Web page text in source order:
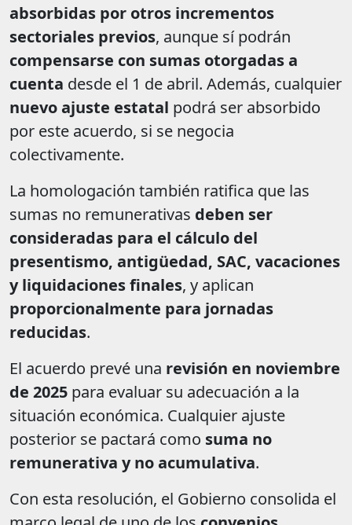
absorbidas por otros incrementos
sectoriales previos, aunque sí podrán
compensarse con sumas otorgadas a
cuenta desde el 1 de abril. Además, cualquier
nuevo ajuste estatal podrá ser absorbido
por este acuerdo, si se negocia
colectivamente.
La homologación también ratifica que las
sumas no remunerativas deben ser
consideradas para el cálculo del
presentismo, antigüedad, SAC, vacaciones
y liquidaciones finales, y aplican
proporcionalmente para jornadas
reducidas.
El acuerdo prevé una revisión en noviembre
de 2025 para evaluar su adecuación a la
situación económica. Cualquier ajuste
posterior se pactará como suma no
remunerativa y no acumulativa.
Con esta resolución, el Gobierno consolida el